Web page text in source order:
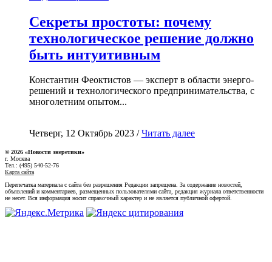
Секреты простоты: почему
технологическое решение должно
быть интуитивным
Константин Феоктистов — эксперт в области энерго-
решений и технологического предпринимательства, с
многолетним опытом...
Четверг, 12 Октябрь 2023 /Читать далее
© 2026 «Новости энеретики»
г. Москва
Тел.: (495) 540-52-76
Карта сайта
Перепечатка материала с сайта без разрешения Редакции запрещена. За содержание новостей,
объявлений и комментариев, размещенных пользователями сайта, редакция журнала ответственности
не несет. Вся информация носит справочный характер и не является публичной офертой.